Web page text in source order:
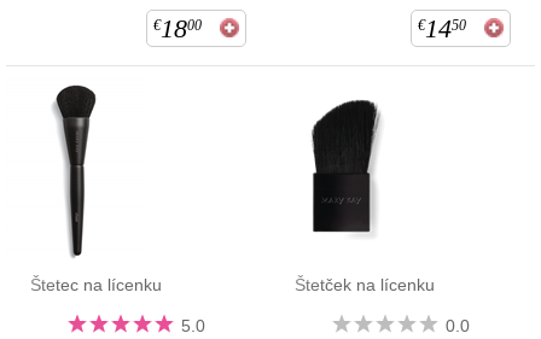
€1800 €1450
Štetec na lícenku
5.0
Štetček na lícenku
0.0